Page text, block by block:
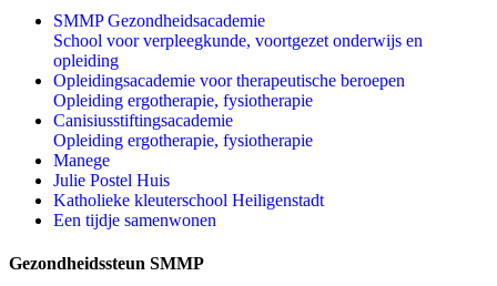
SMMP Gezondheidsacademie
School voor verpleegkunde, voortgezet onderwijs en
opleiding
Opleidingsacademie voor therapeutische beroepen
Opleiding ergotherapie, fysiotherapie
Canisiusstiftingsacademie
Opleiding ergotherapie, fysiotherapie
Manege
Julie Postel Huis
Katholieke kleuterschool Heiligenstadt
Een tijdje samenwonen
Gezondheidssteun SMMP